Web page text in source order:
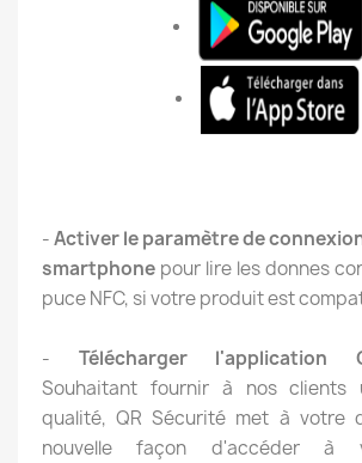
-Activer le paramètre de
smartphone pour lire les donnes
puce NFC, si votre produit est
- Télécharger l'application
Souhaitant fournir à nos clients
qualité, QR Sécurité met à votre
nouvelle façon d'accéder à